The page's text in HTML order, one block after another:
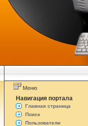
Меню
Навигация портала
Главная страница
Поиск
Пользователи